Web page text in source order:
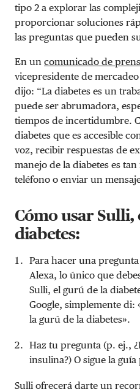
tipo 2 a explorar las
proporcionar soluciones
las preguntas que pueden
En un comunicado de
vicepresidente de
dijo: “La diabetes es un
puede ser abrumadora,
tiempos de incertidumbre.
diabetes que es accesible
voz, recibir respuestas de
manejo de la diabetes es
teléfono o enviar un
Cómo usar Sulli,
diabetes:
Para hacer una
Alexa, lo único que
Sulli, el gurú de la
Google, simplemente di:
la gurú de la diabetes».
Haz tu pregunta (p. ej.,
insulina?) O sigue la guía
Sulli ofrecerá darte un